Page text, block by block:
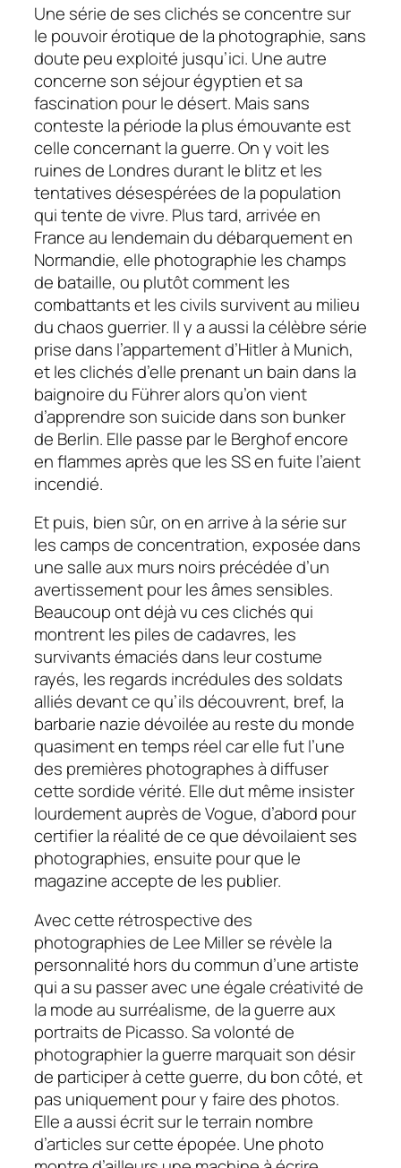
Une série de ses clichés se concentre sur
le pouvoir érotique de la photographie, sans
doute peu exploité jusqu’ici. Une autre
concerne son séjour égyptien et sa
fascination pour le désert. Mais sans
conteste la période la plus émouvante est
celle concernant la guerre. On y voit les
ruines de Londres durant le blitz et les
tentatives désespérées de la population
qui tente de vivre. Plus tard, arrivée en
France au lendemain du débarquement en
Normandie, elle photographie les champs
de bataille, ou plutôt comment les
combattants et les civils survivent au milieu
du chaos guerrier. Il y a aussi la célèbre série
prise dans l’appartement d’Hitler à Munich,
et les clichés d’elle prenant un bain dans la
baignoire du Führer alors qu’on vient
d’apprendre son suicide dans son bunker
de Berlin. Elle passe par le Berghof encore
en flammes après que les SS en fuite l’aient
incendié.
Et puis, bien sûr, on en arrive à la série sur
les camps de concentration, exposée dans
une salle aux murs noirs précédée d’un
avertissement pour les âmes sensibles.
Beaucoup ont déjà vu ces clichés qui
montrent les piles de cadavres, les
survivants émaciés dans leur costume
rayés, les regards incrédules des soldats
alliés devant ce qu’ils découvrent, bref, la
barbarie nazie dévoilée au reste du monde
quasiment en temps réel car elle fut l’une
des premières photographes à diffuser
cette sordide vérité. Elle dut même insister
lourdement auprès deVogue, d’abord pour
certifier la réalité de ce que dévoilaient ses
photographies, ensuite pour que le
magazine accepte de les publier.
Avec cette rétrospective des
photographies de Lee Miller se révèle la
personnalité hors du commun d’une artiste
qui a su passer avec une égale créativité de
la mode au surréalisme, de la guerre aux
portraits de Picasso. Sa volonté de
photographier la guerre marquait son désir
de participer à cette guerre, du bon côté, et
pas uniquement pour y faire des photos.
Elle a aussi écrit sur le terrain nombre
d’articles sur cette épopée. Une photo